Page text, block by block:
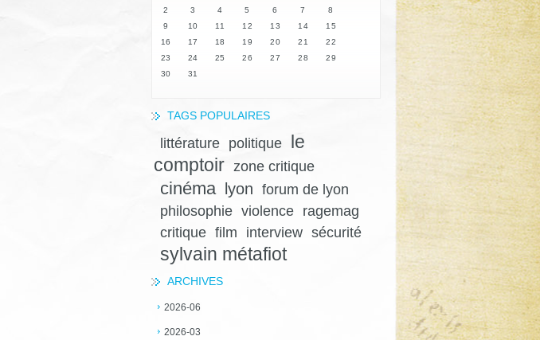
2
3 4 5 6 7
8
9
10 11 12 13 14
15
16
17 18 19 20 21
22
23
24 25 26 27 28
29
30
31
TAGS POPULAIRES
littérature politique
le
comptoir zone critique
cinéma lyon forum de lyon
philosophie violence
ragemag
critique film interview sécurité
sylvain métafiot
ARCHIVES
2026-06
2026-03